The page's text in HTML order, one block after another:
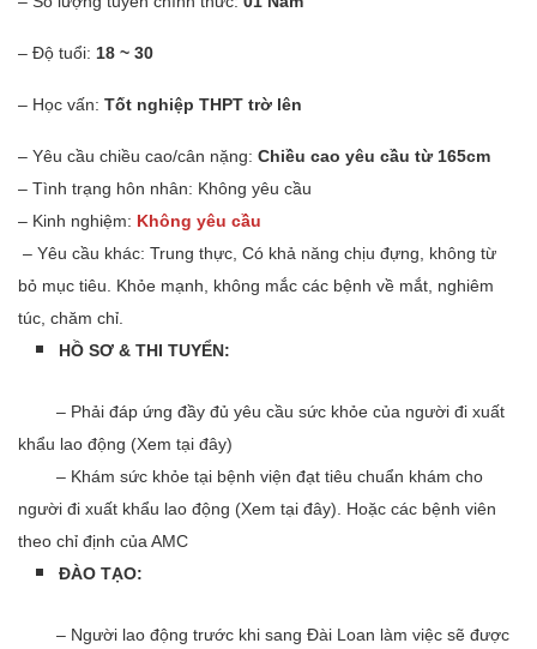
– Độ tuổi: 18 ~ 30
– Học vấn: Tốt nghiệp THPT trờ lên
– Yêu cầu chiều cao/cân nặng: Chiều cao yêu cầu từ 165cm
– Tình trạng hôn nhân: Không yêu cầu
– Kinh nghiệm: Không yêu cầu
– Yêu cầu khác: Trung thực, Có khả năng chịu đựng, không từ
bỏ mục tiêu. Khỏe mạnh, không mắc các bệnh về mắt, nghiêm
túc, chăm chỉ.
HỒ SƠ & THI TUYỂN:
​ – Phải đáp ứng đầy đủ yêu cầu sức khỏe của người đi xuất
khẩu lao động (Xem tại đây)
– Khám sức khỏe tại bệnh viện đạt tiêu chuẩn khám cho
người đi xuất khẩu lao động (Xem tại đây). Hoặc các bệnh viên
theo chỉ định của AMC
ĐÀO TẠO:
– Người lao động trước khi sang Đài Loan làm việc sẽ được